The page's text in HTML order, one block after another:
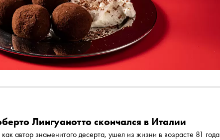
Лингуанотто скончался в Италии
автор знаменитого десерта, ушел из жизни в возрасте 81 года